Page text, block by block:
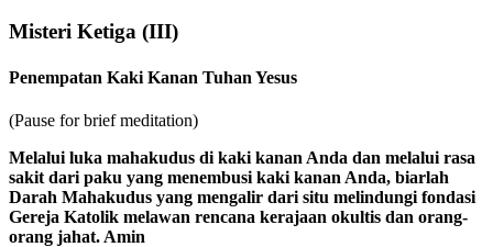
Misteri Ketiga (III)
Penempatan Kaki Kanan Tuhan Yesus
(Pause for brief meditation)
Melalui luka mahakudus di kaki kanan Anda dan melalui rasa
sakit dari paku yang menembusi kaki kanan Anda, biarlah
Darah Mahakudus yang mengalir dari situ melindungi fondasi
Gereja Katolik melawan rencana kerajaan okultis dan orang-
orang jahat. Amin